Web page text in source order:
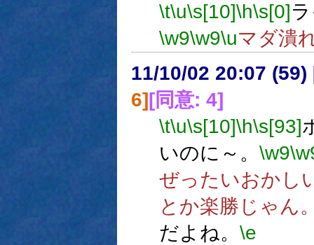
\t\u\s[10]\h\s[0]
\w9\w9\uマダ潰
11/10/02 20:07 (59)
6] [同意: 4]
\t\u\s[10]\h\s[93]
いのに～。 \w9
ぜったいおかし
とか楽勝じゃん
だよね。 \e